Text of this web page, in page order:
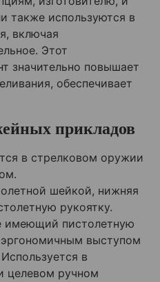
также используются в
включая
Этот
значительно повышает
обеспечивает
прикладов
в стрелковом оружии
шейкой, нижняя
рукоятку.
имеющий пистолетную
выступом
в
целевом ручном